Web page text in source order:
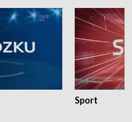
Sport